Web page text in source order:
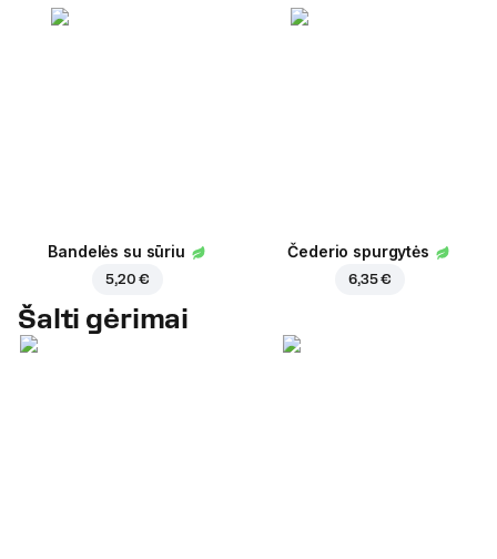
Bandelės su sūriu
5,20 €
Čederio spurgytės
6,35 €
Šalti gėrimai